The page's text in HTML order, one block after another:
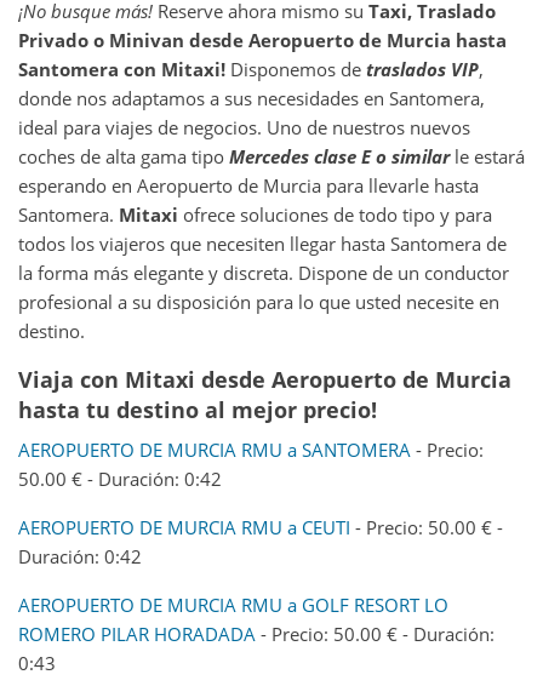
¡No busque más! Reserve ahora mismo su Taxi, Traslado
Privado o Minivan desde Aeropuerto de Murcia hasta
Santomera con Mitaxi! Disponemos de traslados VIP,
donde nos adaptamos a sus necesidades en Santomera,
ideal para viajes de negocios. Uno de nuestros nuevos
coches de alta gama tipo Mercedes clase E o similarle estará
esperando en Aeropuerto de Murcia para llevarle hasta
Santomera. Mitaxi ofrece soluciones de todo tipo y para
todos los viajeros que necesiten llegar hasta Santomera de
la forma más elegante y discreta. Dispone de un conductor
profesional a su disposición para lo que usted necesite en
destino.
Viaja con Mitaxi desde Aeropuerto de Murcia
hasta tu destino al mejor precio!
AEROPUERTO DE MURCIA RMU a SANTOMERA - Precio:
50.00 € - Duración: 0:42
AEROPUERTO DE MURCIA RMU a CEUTI - Precio: 50.00 € -
Duración: 0:42
AEROPUERTO DE MURCIA RMU a GOLF RESORT LO
ROMERO PILAR HORADADA - Precio: 50.00 € - Duración:
0:43